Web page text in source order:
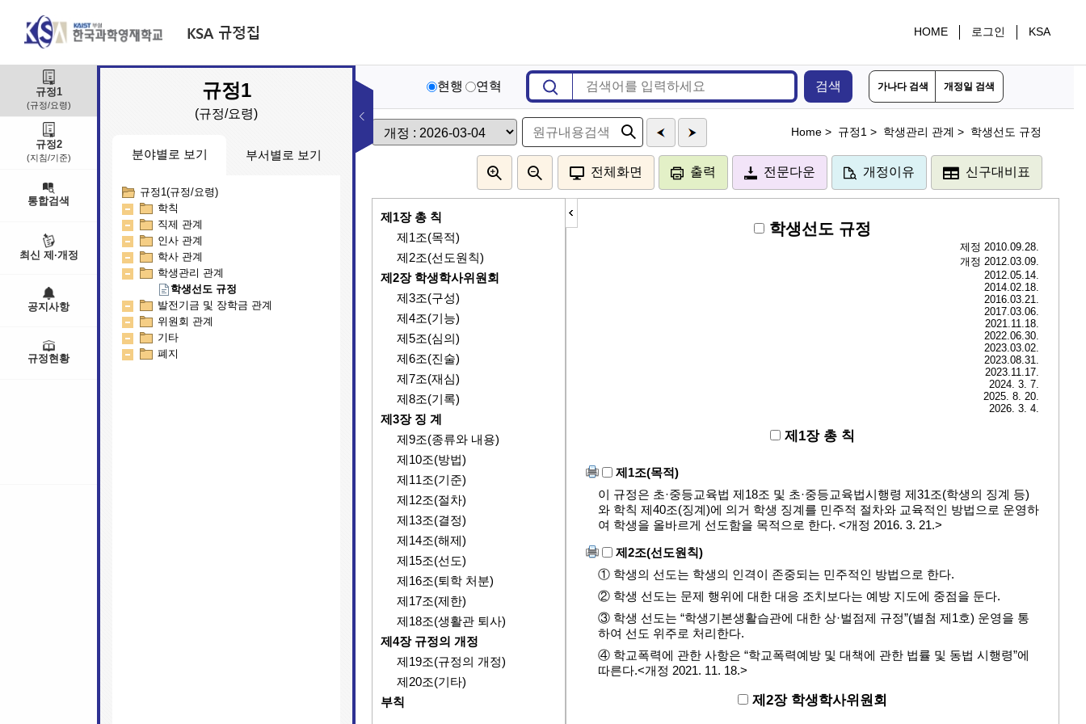
HOME 로그인 KSA
규정1
(규정/요령)
규정2
(지침/기준)
통합검색
최신 제·개정
공지사항
규정현황
규정1
(규정/요령)
분야별로 보기
규정1(규정/요령)
학칙
직제 관계
인사 관계
학사 관계
학생관리 관계
학생선도 규정
발전기금 및 장학금 관계
위원회 관계
기타
폐지
부서별로 보기
부서별(규정/요령)
교무연구부
대외기획부
학생생활부
행정지원부
인문예술학부
입학팀
현행 연혁 검색 가나다 검색 개정일 검색
Home > 규정1 > 학생관리 관계 > 학생선도 규정
전체화면 출력 전문다운 개정이유 신구대비표
제1장 총 칙
제1조(목적)
제2조(선도원칙)
제2장 학생학사위원회
제3조(구성)
제4조(기능)
제5조(심의)
제6조(진술)
제7조(재심)
제8조(기록)
제3장 징 계
제9조(종류와 내용)
제10조(방법)
제11조(기준)
제12조(절차)
제13조(결정)
제14조(해제)
제15조(선도)
제16조(퇴학 처분)
제17조(제한)
제18조(생활관 퇴사)
제4장 규정의 개정
제19조(규정의 개정)
제20조(기타)
부칙
학생선도 규정
제정 2010.09.28.
개정 2012.03.09.
2012.05.14.
2014.02.18.
2016.03.21.
2017.03.06.
2021.11.18.
2022.06.30.
2023.03.02.
2023.08.31.
2023.11.17.
2024. 3. 7.
2025. 8. 20.
2026. 3. 4.
제1장 총 칙
제1조(목적)
이 규정은 초·중등교육법 제18조 및 초·중등교육법시행령 제31조(학생의 징계 등)
와 학칙 제40조(징계)에 의거 학생 징계를 민주적 절차와 교육적인 방법으로 운영하
여 학생을 올바르게 선도함을 목적으로 한다. <개정 2016. 3. 21.>
제2조(선도원칙)
① 학생의 선도는 학생의 인격이 존중되는 민주적인 방법으로 한다.
② 학생 선도는 문제 행위에 대한 대응 조치보다는 예방 지도에 중점을 둔다.
③ 학생 선도는 “학생기본생활습관에 대한 상·벌점제 규정”(별첨 제1호) 운영을 통
하여 선도 위주로 처리한다.
④ 학교폭력에 관한 사항은 “학교폭력예방 및 대책에 관한 법률 및 동법 시행령”에
따른다.<개정 2021. 11. 18.>
제2장 학생학사위원회